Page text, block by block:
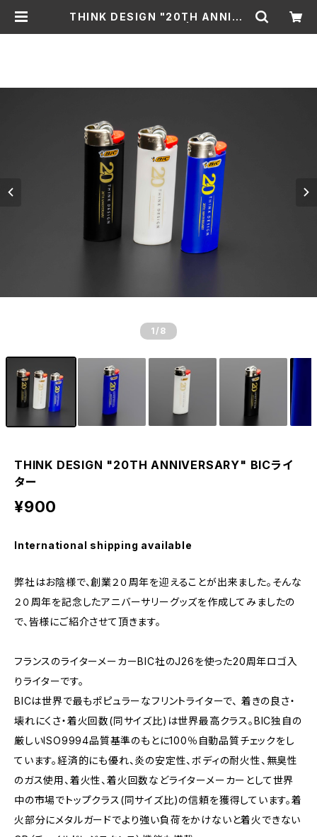
THINK DESIGN "20TH ANNIVE
1 /8
THINK DESIGN "20TH ANNIVERSARY" BICライ
ター
¥900
International shipping available
弊社はお陰様で、創業２０周年を迎えることが出来ました。そんな
２０周年を記念したアニバーサリーグッズを作成してみましたの
で、皆様にご紹介させて頂きます。
フランスのライターメーカーBIC社のJ26を使った20周年ロゴ入
りライターです。
BICは世界で最もポピュラーなフリントライターで、 着きの良さ・
壊れにくさ・着火回数(同サイズ比)は世界最高クラス。BIC独自の
厳しいISO9994品質基準のもとに100％自動品質チェックをし
ています。経済的にも優れ、炎の安定性、ボディの耐火性、無臭性
のガス使用、着火性、着火回数などライターメーカーとして世界
中の市場でトップクラス(同サイズ比)の信頼を獲得しています。着
火部分にメタルガードでより強い負荷をかけないと着火できない